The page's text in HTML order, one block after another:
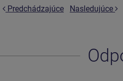
Predchádzajúce Nasledujúce